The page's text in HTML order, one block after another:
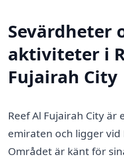
Sevärdheter
aktiviteter i
Fujairah City
Reef Al Fujairah City är
emiraten och ligger vid
Området är känt för